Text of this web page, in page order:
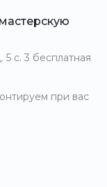
5 с. 3 бесплатная
при вас